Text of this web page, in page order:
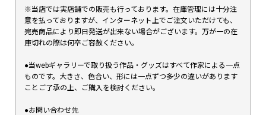
※当店では実店舗での販売も行っております。在庫管理には十分注
意を払っておりますが、インターネット上でご注文いただけても、
完売商品により即日発送が出来ない場合がございます。万が一の在
庫切れの際は何卒ご容赦ください。
●当webギャラリーで取り扱う作品・グッズはすべて作家による一点
ものです。大きさ、色合い、形には一点ずつ多少の違いがあります
ことご了承の上、ご購入を検討ください。
●お問い合わせ先